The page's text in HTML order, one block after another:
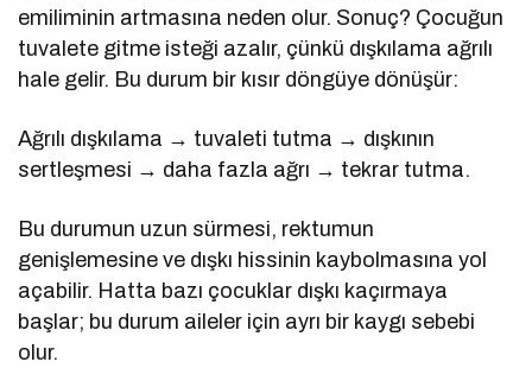
emiliminin artmasına neden olur. Sonuç? Çocuğun
tuvalete gitme isteği azalır, çünkü dışkılama ağrılı
hale gelir. Bu durum bir kısır döngüye dönüşür:
Ağrılı dışkılama → tuvaleti tutma → dışkının
sertleşmesi → daha fazla ağrı → tekrar tutma.
Bu durumun uzun sürmesi, rektumun
genişlemesine ve dışkı hissinin kaybolmasına yol
açabilir. Hatta bazı çocuklar dışkı kaçırmaya
başlar; bu durum aileler için ayrı bir kaygı sebebi
olur.